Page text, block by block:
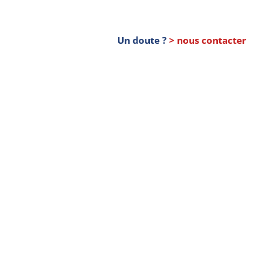
Un doute ?> nous contacter